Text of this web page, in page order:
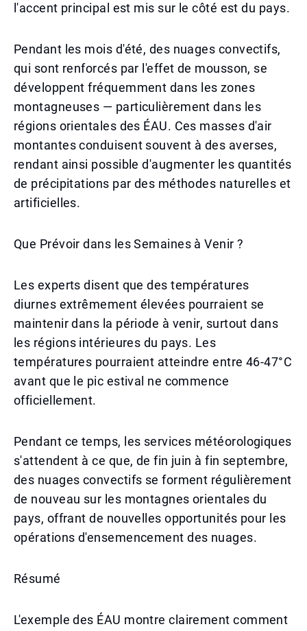
l'accent principal est mis sur le côté est du pays.
Pendant les mois d'été, des nuages convectifs,
qui sont renforcés par l'effet de mousson, se
développent fréquemment dans les zones
montagneuses — particulièrement dans les
régions orientales des ÉAU. Ces masses d'air
montantes conduisent souvent à des averses,
rendant ainsi possible d'augmenter les quantités
de précipitations par des méthodes naturelles et
artificielles.
Que Prévoir dans les Semaines à Venir ?
Les experts disent que des températures
diurnes extrêmement élevées pourraient se
maintenir dans la période à venir, surtout dans
les régions intérieures du pays. Les
températures pourraient atteindre entre 46-47°C
avant que le pic estival ne commence
officiellement.
Pendant ce temps, les services météorologiques
s'attendent à ce que, de fin juin à fin septembre,
des nuages convectifs se forment régulièrement
de nouveau sur les montagnes orientales du
pays, offrant de nouvelles opportunités pour les
opérations d'ensemencement des nuages.
Résumé
L'exemple des ÉAU montre clairement comment